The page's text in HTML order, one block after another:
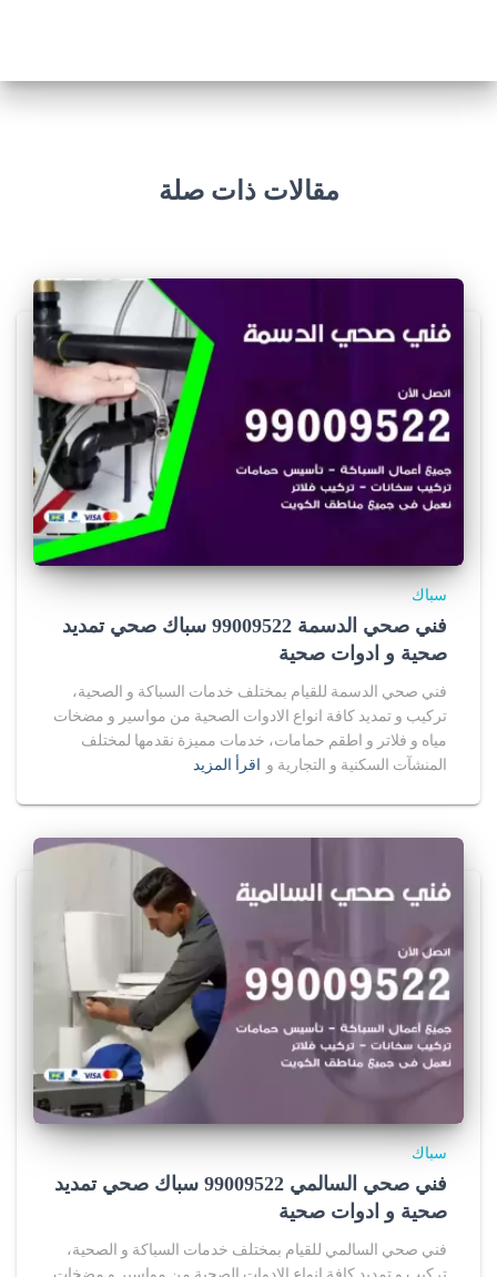
r
s
e
s
.
r
f
o
r
s
a
n
u
s
a
.
r
a
w
c
مقالات ذات صلة
سباك
فني صحي الدسمة 99009522 سباك صحي تمديد
صحية و ادوات صحية
فني صحي الدسمة للقيام بمختلف خدمات السباكة و الصحية،
تركيب و تمديد كافة انواع الادوات الصحية من مواسير و مضخات
مياه و فلاتر و اطقم حمامات، خدمات مميزة نقدمها لمختلف
المنشآت السكنية و التجارية و اقرأ المزيد
سباك
فني صحي السالمي 99009522 سباك صحي تمديد
صحية و ادوات صحية
فني صحي السالمي للقيام بمختلف خدمات السباكة و الصحية،